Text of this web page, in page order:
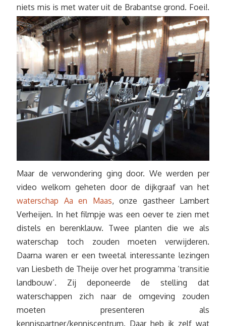
niets mis is met water uit de Brabantse grond. Foei!.
Maar de verwondering ging door. We werden per
video welkom geheten door de dijkgraaf van het
waterschap Aa en Maas, onze gastheer Lambert
Verheijen. In het filmpje was een oever te zien met
distels en berenklauw. Twee planten die we als
waterschap toch zouden moeten verwijderen.
Daarna waren er een tweetal interessante lezingen
van Liesbeth de Theije over het programma ’transitie
landbouw’. Zij deponeerde de stelling dat
waterschappen zich naar de omgeving zouden
moeten presenteren als
kennispartner/kenniscentrum. Daar heb ik zelf wat